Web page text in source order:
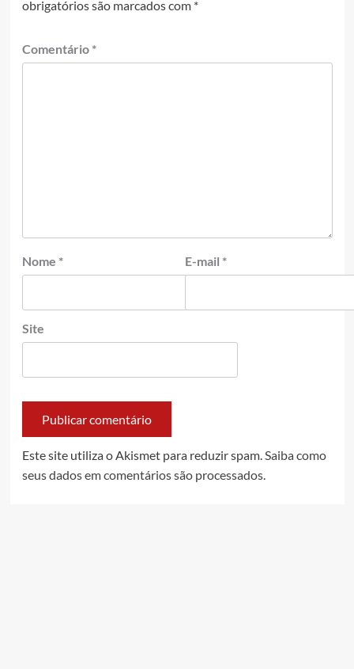
obrigatórios são marcados com *
Comentário *
Nome * E-mail *
Site
Este site utiliza o Akismet para reduzir spam.Saiba como
seus dados em comentários são processados.